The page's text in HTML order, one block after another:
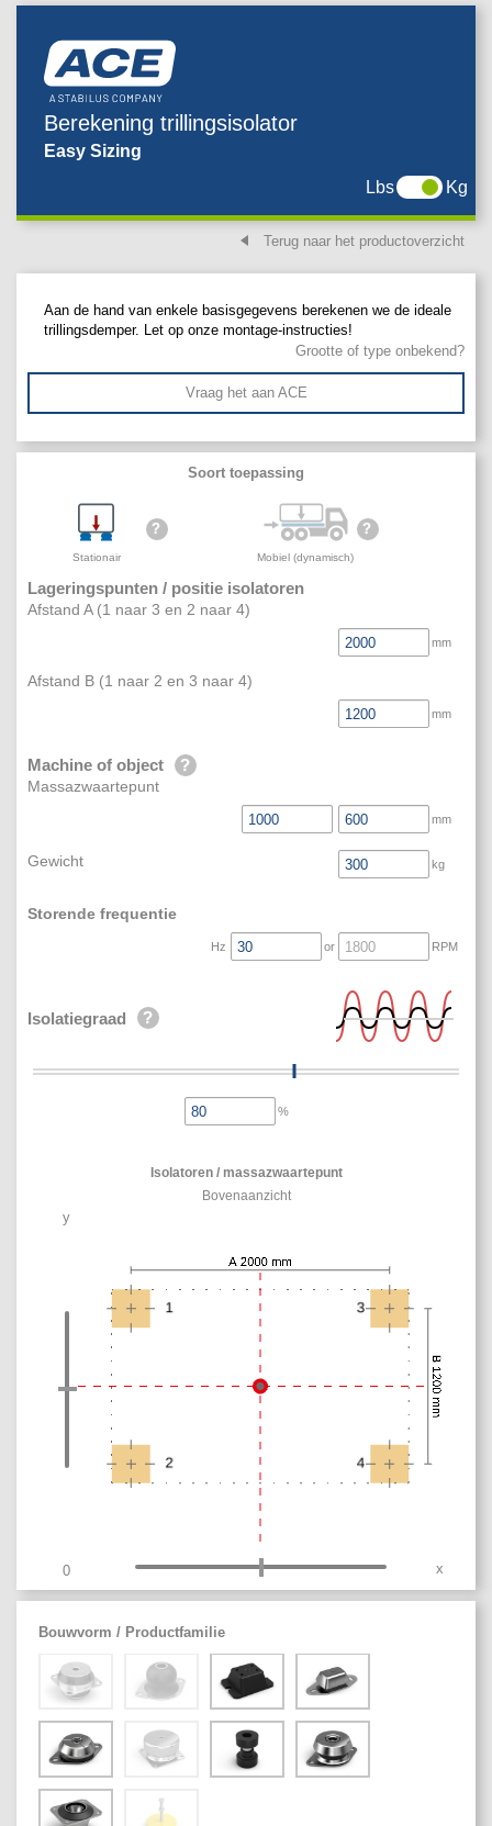
Berekening trillingsisolator
Easy Sizing
Lbs
Kg
Terug naar het productoverzicht
Aan de hand van enkele basisgegevens berekenen we de ideale
trillingsdemper. Let op onze montage-instructies!
Grootte of type onbekend?
Vraag het aan ACE
Soort toepassing
Stationair Mobiel (dynamisch)
Lageringspunten / positie isolatoren
Afstand A (1 naar 3 en 2 naar 4)
mm
Afstand B (1 naar 2 en 3 naar 4)
mm
Machine of object
Massazwaartepunt
mm
Gewicht kg
Storende frequentie
Hz or RPM
Isolatiegraad
%
Isolatoren / massazwaartepunt
Bovenaanzicht
y
0 x
Bouwvorm / Productfamilie